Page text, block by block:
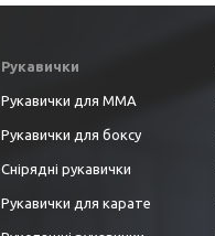
Рукавички
Рукавички для ММА
Рукавички для боксу
Снірядні рукавички
Рукавички для карате